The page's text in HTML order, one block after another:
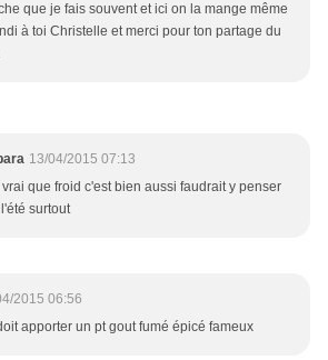
que je fais souvent et ici on la mange même
à toi Christelle et merci pour ton partage du
13/04/2015 07:13
vrai que froid c'est bien aussi faudrait y penser
surtout
2015 06:56
apporter un pt gout fumé épicé fameux